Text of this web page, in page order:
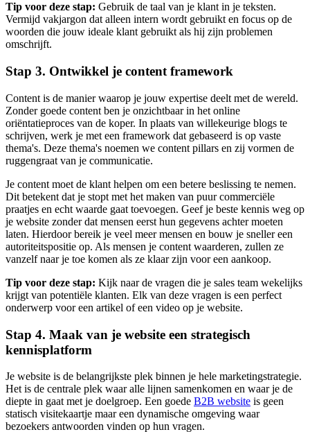
Tip voor deze stap: Gebruik de taal van je klant in je teksten.
Vermijd vakjargon dat alleen intern wordt gebruikt en focus op de
woorden die jouw ideale klant gebruikt als hij zijn problemen
omschrijft.
Stap 3. Ontwikkel je content framework
Content is de manier waarop je jouw expertise deelt met de wereld.
Zonder goede content ben je onzichtbaar in het online
oriëntatieproces van de koper. In plaats van willekeurige blogs te
schrijven, werk je met een framework dat gebaseerd is op vaste
thema's. Deze thema's noemen we content pillars en zij vormen de
ruggengraat van je communicatie.
Je content moet de klant helpen om een betere beslissing te nemen.
Dit betekent dat je stopt met het maken van puur commerciële
praatjes en echt waarde gaat toevoegen. Geef je beste kennis weg op
je website zonder dat mensen eerst hun gegevens achter moeten
laten. Hierdoor bereik je veel meer mensen en bouw je sneller een
autoriteitspositie op. Als mensen je content waarderen, zullen ze
vanzelf naar je toe komen als ze klaar zijn voor een aankoop.
Tip voor deze stap: Kijk naar de vragen die je sales team wekelijks
krijgt van potentiële klanten. Elk van deze vragen is een perfect
onderwerp voor een artikel of een video op je website.
Stap 4. Maak van je website een strategisch
kennisplatform
Je website is de belangrijkste plek binnen je hele marketingstrategie.
Het is de centrale plek waar alle lijnen samenkomen en waar je de
diepte in gaat met je doelgroep. Een goede B2B website is geen
statisch visitekaartje maar een dynamische omgeving waar
bezoekers antwoorden vinden op hun vragen.